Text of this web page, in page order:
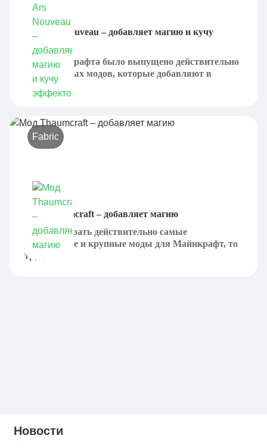
Мод Ars Nouveau – добавляет магию и кучу
Для Майнкрафта было выпущено действительно
много разных модов, которые добавляют в
игровой...
Fabric
Мод Thaumcraft – добавляет магию
Если разбирать действительно самые
популярные и крупные моды для Майнкрафт, то
трудно...
Новости